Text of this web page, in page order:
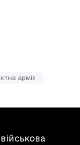
армія